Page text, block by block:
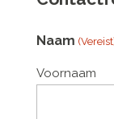
Naam
Voornaam